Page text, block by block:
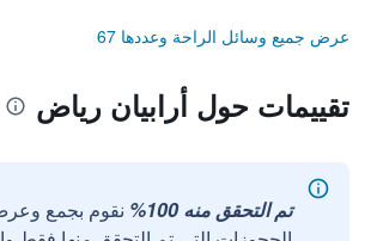
عرض جميع وسائل الراحة وعددها 67
تقييمات حول أرابيان رياض
تم التحقق منه 100%
نقوم بجمع